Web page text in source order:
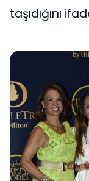
taşıdığını